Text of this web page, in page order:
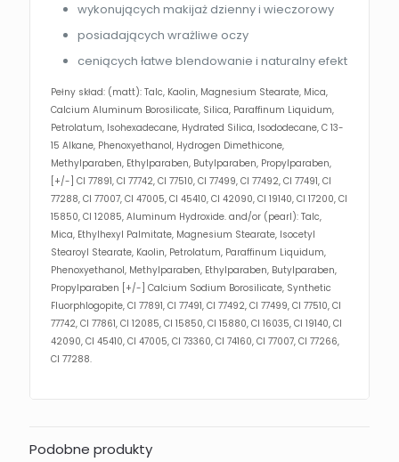
wykonujących makijaż dzienny i wieczorowy
posiadających wrażliwe oczy
ceniących łatwe blendowanie i naturalny efekt
Pełny skład: (matt): Talc, Kaolin, Magnesium Stearate, Mica,
Calcium Aluminum Borosilicate, Silica, Paraffinum Liquidum,
Petrolatum, Isohexadecane, Hydrated Silica, Isododecane, C 13-
15 Alkane, Phenoxyethanol, Hydrogen Dimethicone,
Methylparaben, Ethylparaben, Butylparaben, Propylparaben,
[+/-] CI 77891, CI 77742, CI 77510, CI 77499, CI 77492, CI 77491, CI
77288, CI 77007, CI 47005, CI 45410, CI 42090, CI 19140, CI 17200, CI
15850, CI 12085, Aluminum Hydroxide. and/or (pearl): Talc,
Mica, Ethylhexyl Palmitate, Magnesium Stearate, Isocetyl
Stearoyl Stearate, Kaolin, Petrolatum, Paraffinum Liquidum,
Phenoxyethanol, Methylparaben, Ethylparaben, Butylparaben,
Propylparaben [+/-] Calcium Sodium Borosilicate, Synthetic
Fluorphlogopite, CI 77891, CI 77491, CI 77492, CI 77499, CI 77510, CI
77742, CI 77861, CI 12085, CI 15850, CI 15880, CI 16035, CI 19140, CI
42090, CI 45410, CI 47005, CI 73360, CI 74160, CI 77007, CI 77266,
CI 77288.
Podobne produkty